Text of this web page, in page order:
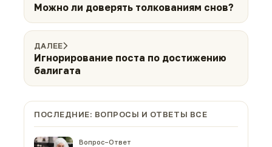
Можно ли доверять толкованиям снов?
ДАЛЕЕ
Игнорирование поста по достижению
балигата
ПОСЛЕДНИЕ: ВОПРОСЫ И ОТВЕТЫ ВСЕ
Вопрос–Ответ